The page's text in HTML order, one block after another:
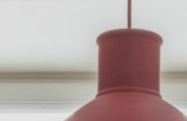
Jobba med oss